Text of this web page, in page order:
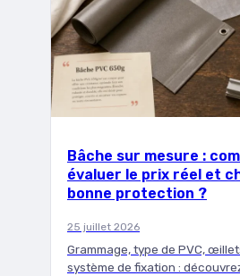
Bâche sur mesure :
évaluer le prix réel et
bonne protection ?
25 juillet 2026
Grammage, type de PVC,
système de fixation :